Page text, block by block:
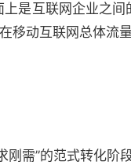
是互联网企业之
移动互联网总体流
需”的范式转化阶段